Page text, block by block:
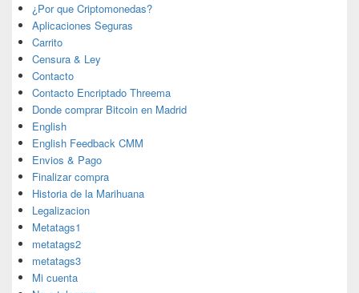
¿Por que Criptomonedas?
Aplicaciones Seguras
Carrito
Censura & Ley
Contacto
Contacto Encriptado Threema
Donde comprar Bitcoin en Madrid
English
English Feedback CMM
Envios & Pago
Finalizar compra
Historia de la Marihuana
Legalizacion
Metatags1
metatags2
metatags3
Mi cuenta